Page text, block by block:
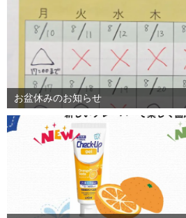
お盆休みのお知らせ